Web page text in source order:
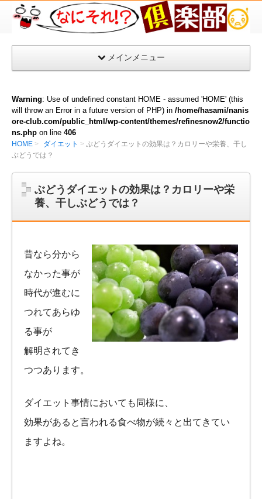
な
そ
部
メインメニュー
Warning: Use of undefined constant HOME - assumed 'HOME' (this
will throw an Error in a future version of PHP) in /home/hasami/nanis
ore-club.com/public_html/wp-content/themes/refinesnow2/functio
ns.php on line 406
HOME ダイエット
ぶどうダイエットの効果は？カロリーや栄養、干し
ぶどうでは？
ぶどうダイエットの効果は？カロリーや栄
養、干しぶどうでは？
昔なら分から
なかった事が
時代が進むに
つれてあらゆ
る事が
解明されてき
つつあります。
ダイエット事情においても同様に、
効果があると言われる食べ物が続々と出てきてい
ますよね。